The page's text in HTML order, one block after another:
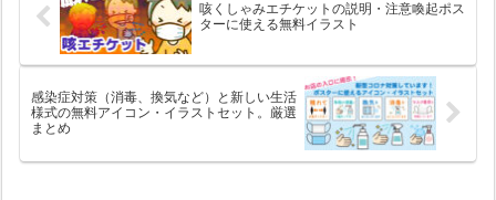
咳くしゃみエチケットの説明・注意喚起ポス
ターに使える無料イラスト
感染症対策（消毒、換気など）と新しい生活
様式の無料アイコン・イラストセット。厳選
まとめ